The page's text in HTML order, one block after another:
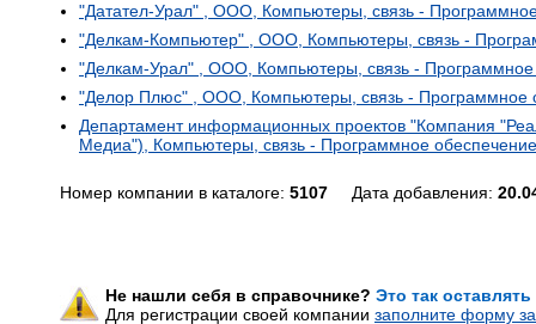
"Датател-Урал" , ООО, Компьютеры, связь -
"Делкам-Компьютер" , ООО, Компьютеры, связь -
"Делкам-Урал" , ООО, Компьютеры, связь - Программное
"Делор Плюс" , ООО, Компьютеры, связь - Программное
Департамент информационных проектов "Компания
Медиа"), Компьютеры, связь - Программное обеспечение
Номер компании в каталоге: 5107 Дата добавления:
Не нашли себя в справочнике? Это так
Для регистрации своей компании заполните форму